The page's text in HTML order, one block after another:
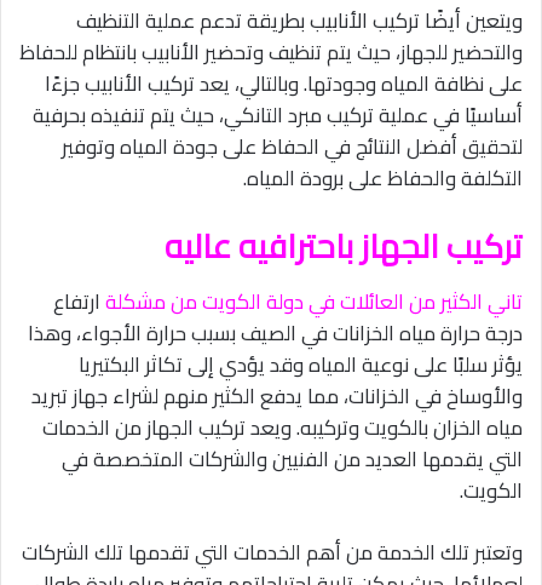
ويتعين أيضًا تركيب الأنابيب بطريقة تدعم عملية التنظيف
والتحضير للجهاز، حيث يتم تنظيف وتحضير الأنابيب بانتظام للحفاظ
على نظافة المياه وجودتها. وبالتالي، يعد تركيب الأنابيب جزءًا
أساسيًا في عملية تركيب مبرد التانكي، حيث يتم تنفيذه بحرفية
لتحقيق أفضل النتائج في الحفاظ على جودة المياه وتوفير
التكلفة والحفاظ على برودة المياه.
تركيب الجهاز باحترافيه عاليه
تاني الكثير من العائلات في دولة الكويت من مشكلةارتفاع
درجة حرارة مياه الخزانات في الصيف بسبب حرارة الأجواء، وهذا
يؤثر سلبًا على نوعية المياه وقد يؤدي إلى تكاثر البكتيريا
والأوساخ في الخزانات، مما يدفع الكثير منهم لشراء جهاز تبريد
مياه الخزان بالكويت وتركيبه. ويعد تركيب الجهاز من الخدمات
التي يقدمها العديد من الفنيين والشركات المتخصصة في
الكويت.
وتعتبر تلك الخدمة من أهم الخدمات التي تقدمها تلك الشركات